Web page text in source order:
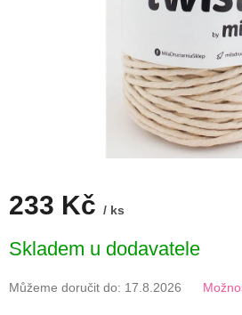
233 Kč / ks
cena:
Skladem u dodavatele
Můžeme doručit do: 17.8.2026